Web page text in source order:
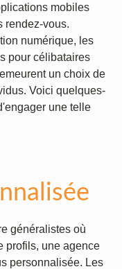
mobiles
rendez-vous.
numérique, les
pour célibataires
un choix de
Voici quelques-
une telle
généralistes où
profils, une agence
personnalisée. Les